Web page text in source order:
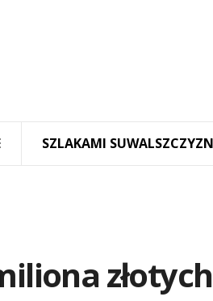
SZLAKAMI
złotych